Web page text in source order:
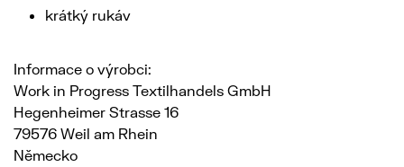
krátký rukáv
Informace o výrobci:
Work in Progress Textilhandels GmbH
Hegenheimer Strasse 16
79576 Weil am Rhein
Německo